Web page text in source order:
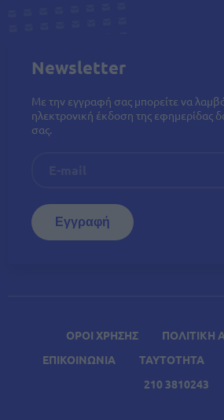
A Σχετικά
ΟΡΟΙ ΧΡΗΣΗΣ
ΠΟΛΙΤΙΚΗ
ΕΠΙΚΟΙΝΩΝΙΑ
ΤΑΥΤΟΤΗΤΑ
210 3810243
Newsletter
Με την εγγραφή σας μπορείτε να
ηλεκτρονική έκδοση της εφημερίδας
σας.